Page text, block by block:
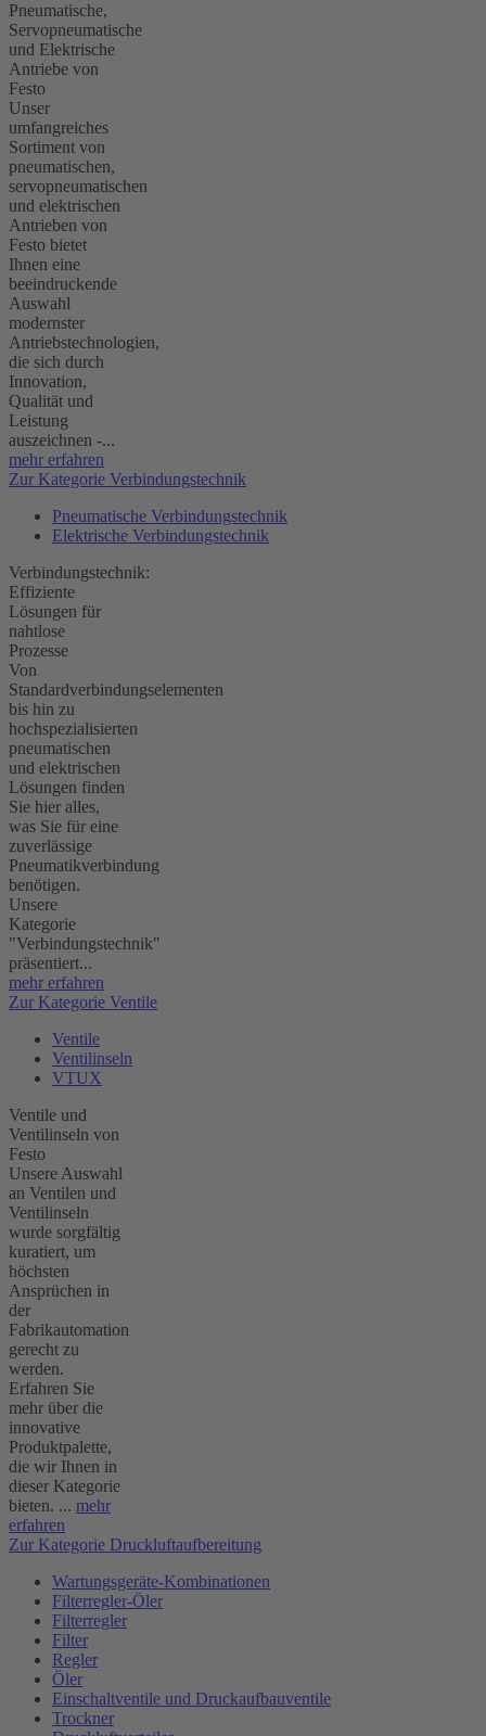
Pneumatische,
Servopneumatische
und Elektrische
Antriebe von
Festo
Unser
umfangreiches
Sortiment von
pneumatischen,
servopneumatischen
und elektrischen
Antrieben von
Festo bietet
Ihnen eine
beeindruckende
Auswahl
modernster
Antriebstechnologien,
die sich durch
Innovation,
Qualität und
Leistung
auszeichnen -...
mehr erfahren
Zur Kategorie Verbindungstechnik
Pneumatische Verbindungstechnik
Elektrische Verbindungstechnik
Verbindungstechnik:
Effiziente
Lösungen für
nahtlose
Prozesse
Von
Standardverbindungselementen
bis hin zu
hochspezialisierten
pneumatischen
und elektrischen
Lösungen finden
Sie hier alles,
was Sie für eine
zuverlässige
Pneumatikverbindung
benötigen.
Unsere
Kategorie
"Verbindungstechnik"
präsentiert...
mehr erfahren
Zur Kategorie Ventile
Ventile
Ventilinseln
VTUX
Ventile und
Ventilinseln von
Festo
Unsere Auswahl
an Ventilen und
Ventilinseln
wurde sorgfältig
kuratiert, um
höchsten
Ansprüchen in
der
Fabrikautomation
gerecht zu
werden.
Erfahren Sie
mehr über die
innovative
Produktpalette,
die wir Ihnen in
dieser Kategorie
bieten. ... mehr
erfahren
Zur Kategorie Druckluftaufbereitung
Wartungsgeräte-Kombinationen
Filterregler-Öler
Filterregler
Filter
Regler
Öler
Einschaltventile und Druckaufbauventile
Trockner